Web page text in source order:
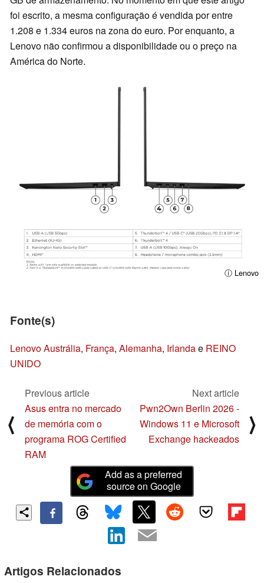
foi escrito, a mesma configuração é vendida por entre
1.208 e 1.334 euros na zona do euro. Por enquanto, a
Lenovo não confirmou a disponibilidade ou o preço na
América do Norte.
ⓘ Lenovo
Fonte(s)
Lenovo Austrália, França, Alemanha, Irlandae REINO
UNIDO
⟨
Previous article
Asus entra no mercado
de memória com o
programa ROG Certified
RAM
Next article
Pwn2Own Berlin 2026 -
Windows 11 e Microsoft
Exchange hackeados
⟩
Add as a preferred
source on Google
Artigos Relacionados